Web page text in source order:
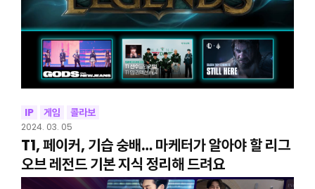
IP 게임 콜라보
2024. 03. 05
T1, 페이커, 기습 숭배… 마케터가 알아야 할 리그
오브 레전드 기본 지식 정리해 드려요